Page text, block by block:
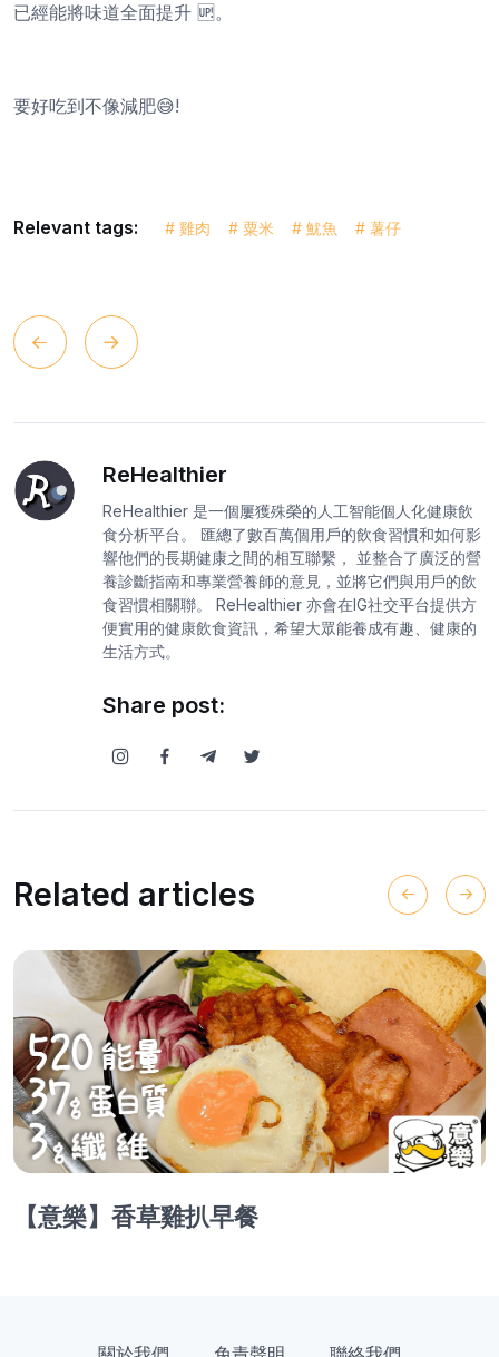
已經能將味道全面提升 🆙。
要好吃到不像減肥😅!
Relevant tags: # 雞肉 # 粟米 # 魷魚 # 薯仔
ReHealthier
ReHealthier 是一個屢獲殊榮的人工智能個人化健康飲
食分析平台。 匯總了數百萬個用戶的飲食習慣和如何影
響他們的長期健康之間的相互聯繫， 並整合了廣泛的營
養診斷指南和專業營養師的意見，並將它們與用戶的飲
食習慣相關聯。 ReHealthier 亦會在IG社交平台提供方
便實用的健康飲食資訊，希望大眾能養成有趣、健康的
生活方式。
Share post:
Related articles
【意樂】香草雞扒早餐